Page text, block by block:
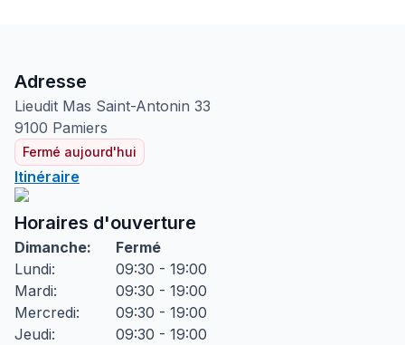
Adresse
Lieudit Mas Saint-Antonin 33
9100 Pamiers
Fermé aujourd'hui
Itinéraire
Horaires d'ouverture
Dimanche:
Fermé
Lundi:
09:30 - 19:00
Mardi:
09:30 - 19:00
Mercredi:
09:30 - 19:00
Jeudi:
09:30 - 19:00